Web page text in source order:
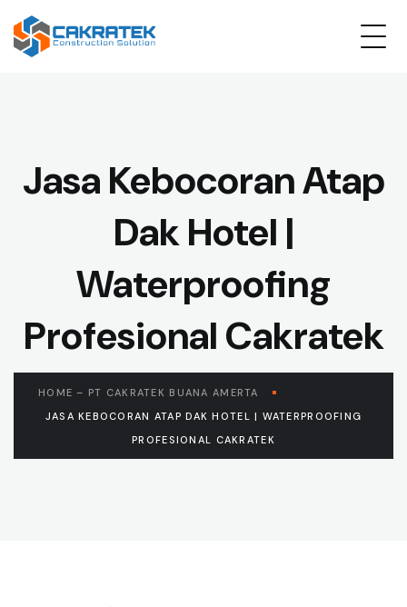
Jasa Kebocoran Atap
Dak Hotel |
Waterproofing
Profesional Cakratek
HOME – PT CAKRATEK BUANA AMERTA
JASA KEBOCORAN ATAP DAK HOTEL | WATERPROOFING
PROFESIONAL CAKRATEK